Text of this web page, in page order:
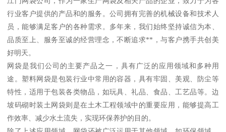
行业客户提供的产品和的服务。公司拥有完善的机械设备和技术人
员，能够满足客户的各种需求。多年来，我们始终坚持诚信为本、
品质至上、服务至诚的经营理念，不断追求**，与客户携手共创美
好明天。
网袋是我们公司的主要产品之一，具有广泛的应用领域和多种用
途。塑料网袋是包装行业中常用的容器，具有牢固、美观、防尘等
特性，适用于包装各类物品，如玩具、礼品、食品、工艺品等。边
坡码砌时装土网袋则是在土木工程领域中的重要应用，能够提高工
作效率、减少水土流失，实现环保养护的目的。